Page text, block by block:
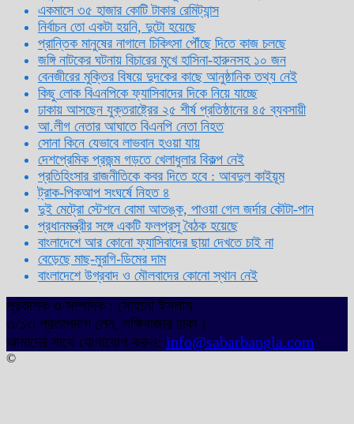
একমাসে ৩৫ হাজার কোটি টাকার রেমিট্যান্স
নির্বাচন তো একটা হয়নি, দুটো হয়েছে
প্রান্তিক মানুষের নাগালে চিকিৎসা পৌঁছে দিতে কাজ চলছে
জঙ্গি নাটকের ঘটনায় বিচারের মুখে হাসিনা-হারুনসহ ১০ জন
বেনজীরের মুক্তির বিষয়ে দুদকের কাছে আনুষ্ঠানিক তথ্য নেই
কিছু লোক বিএনপিকে ফ্যাসিবাদের দিকে নিয়ে যাচ্ছে
ঢাকায় আসছেন যুক্তরাষ্ট্রের ২৫ শীর্ষ প্রতিষ্ঠানের ৪৫ ব্যবসায়ী
আ.লীগ নেতার আঘাতে বিএনপি নেতা নিহত
সোনা কিনে যেভাবে লাভবান হওয়া যায়
দেশপ্রেমিক প্রজন্ম গড়তে খেলাধুলার বিকল্প নেই
প্রতিহিংসার রাজনীতিকে কবর দিতে হবে : আবদুল কাইয়ূম
ট্রাক-পিকআপ সংঘর্ষে নিহত ৪
দুই মেট্রো স্টেশনে বোমা আতঙ্ক, পাওয়া গেল জর্দার কৌটা-পান
প্রধানমন্ত্রীর সঙ্গে একটি ফলপ্রসূ বৈঠক হয়েছে
বাংলাদেশে আর কোনো ফ্যাসিবাদের ছায়া দেখতে চাই না
বেড়েছে মাছ-মুরগি-ডিমের দাম
বাংলাদেশে উগ্রবাদ ও মৌলবাদের কোনো স্থান নেই
প্রকাশক ও সম্পাদক : সোহানা ইসলাম
৩/১৩ প্রতাপদাশ লেন, লক্ষিবাজার ঢাকা।
আমাদের সাথে যোগাযোগ করুন: info@sabarbangla.com
©